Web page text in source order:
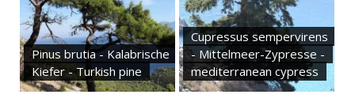
Pinus brutia - Kalabrische
Kiefer - Turkish pine
Cupressus sempervirens
- Mittelmeer-Zypresse -
mediterranean cypress